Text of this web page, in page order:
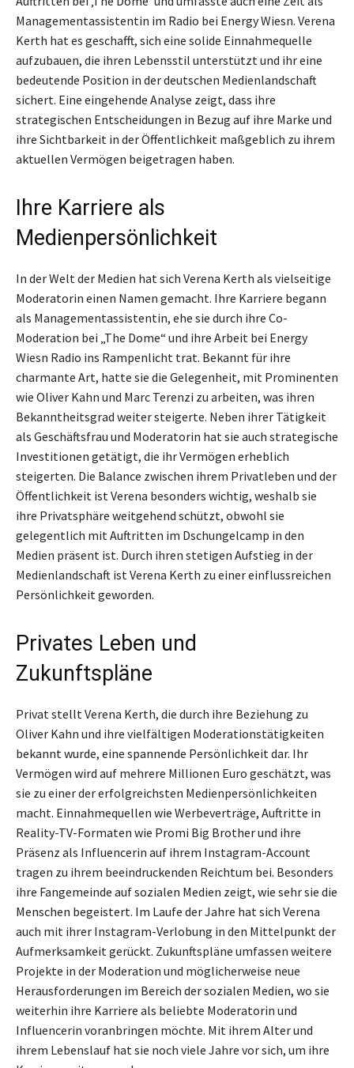
Managementassistentin im Radio bei Energy Wiesn. Verena
Kerth hat es geschafft, sich eine solide Einnahmequelle
aufzubauen, die ihren Lebensstil unterstützt und ihr eine
bedeutende Position in der deutschen Medienlandschaft
sichert. Eine eingehende Analyse zeigt, dass ihre
strategischen Entscheidungen in Bezug auf ihre Marke und
ihre Sichtbarkeit in der Öffentlichkeit maßgeblich zu ihrem
aktuellen Vermögen beigetragen haben.
Ihre Karriere als
Medienpersönlichkeit
In der Welt der Medien hat sich Verena Kerth als vielseitige
Moderatorin einen Namen gemacht. Ihre Karriere begann
als Managementassistentin, ehe sie durch ihre Co-
Moderation bei „The Dome“ und ihre Arbeit bei Energy
Wiesn Radio ins Rampenlicht trat. Bekannt für ihre
charmante Art, hatte sie die Gelegenheit, mit Prominenten
wie Oliver Kahn und Marc Terenzi zu arbeiten, was ihren
Bekanntheitsgrad weiter steigerte. Neben ihrer Tätigkeit
als Geschäftsfrau und Moderatorin hat sie auch strategische
Investitionen getätigt, die ihr Vermögen erheblich
steigerten. Die Balance zwischen ihrem Privatleben und der
Öffentlichkeit ist Verena besonders wichtig, weshalb sie
ihre Privatsphäre weitgehend schützt, obwohl sie
gelegentlich mit Auftritten im Dschungelcamp in den
Medien präsent ist. Durch ihren stetigen Aufstieg in der
Medienlandschaft ist Verena Kerth zu einer einflussreichen
Persönlichkeit geworden.
Privates Leben und
Zukunftspläne
Privat stellt Verena Kerth, die durch ihre Beziehung zu
Oliver Kahn und ihre vielfältigen Moderationstätigkeiten
bekannt wurde, eine spannende Persönlichkeit dar. Ihr
Vermögen wird auf mehrere Millionen Euro geschätzt, was
sie zu einer der erfolgreichsten Medienpersönlichkeiten
macht. Einnahmequellen wie Werbeverträge, Auftritte in
Reality-TV-Formaten wie Promi Big Brother und ihre
Präsenz als Influencerin auf ihrem Instagram-Account
tragen zu ihrem beeindruckenden Reichtum bei. Besonders
ihre Fangemeinde auf sozialen Medien zeigt, wie sehr sie die
Menschen begeistert. Im Laufe der Jahre hat sich Verena
auch mit ihrer Instagram-Verlobung in den Mittelpunkt der
Aufmerksamkeit gerückt. Zukunftspläne umfassen weitere
Projekte in der Moderation und möglicherweise neue
Herausforderungen im Bereich der sozialen Medien, wo sie
weiterhin ihre Karriere als beliebte Moderatorin und
Influencerin voranbringen möchte. Mit ihrem Alter und
ihrem Lebenslauf hat sie noch viele Jahre vor sich, um ihre